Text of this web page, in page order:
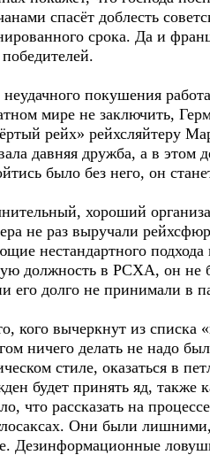
спасёт доблесть
срока. Да и
покушения
мире не заключить,
рейх» рейхсляйтеру
давняя дружба, а в этом
было без него, он
хороший
не раз выручали
нестандартного
должность в РСХА, он не
его долго не принимали в
кого вычеркнут из
ничего делать не надо
стиле, оказаться в
будет принять яд, также
что рассказать на
Они были
Дезинформационные